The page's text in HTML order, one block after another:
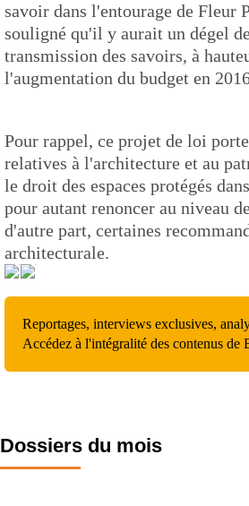
savoir dans l'entourage de Fleur
souligné qu'il y aurait un dégel
transmission des savoirs, à
l'augmentation du budget en
Pour rappel, ce projet de loi
relatives à l'architecture et au
le droit des espaces protégés
pour autant renoncer au niveau
d'autre part, certaines
architecturale.
Reportages, interviews exclusives,
Accédez à l'intégralité des contenus de
Dossiers du mois